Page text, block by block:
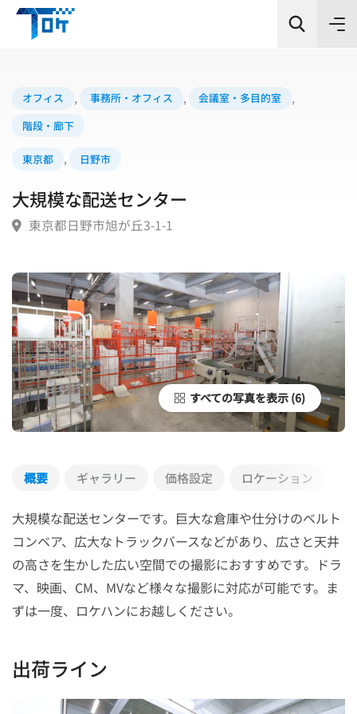
カテゴリー
シーン
検索
オフィス 事務所・オフィス , 会議室・多目的室
階段・廊下
大規模な配送センター
すべての写真を表示
概要 ギャラリー 価格設定 ロケーション
大規模な配送センターです。巨大な倉庫や仕分けのベルト
コンベア、広大なトラックバースなどがあり、広さと天井
の高さを生かした広い空間での撮影におすすめです。ドラ
マ、映画、CM、MVなど様々な撮影に対応が可能です。ま
ずは一度、ロケハンにお越しください。
出荷ライン